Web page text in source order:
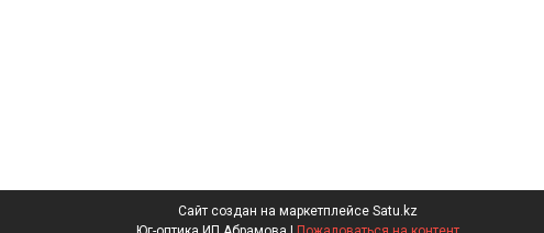
Сайт создан на маркетплейсе Satu.kz